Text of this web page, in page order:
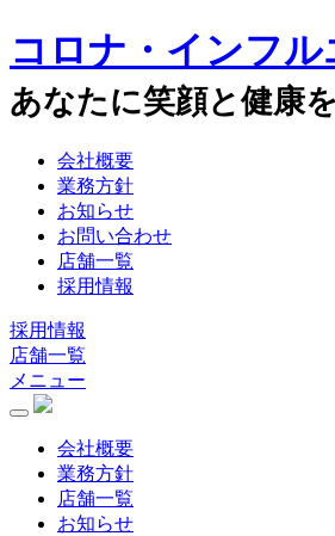
コロナ・インフ
あなたに笑顔と健康
会社概要
業務方針
お知らせ
お問い合わせ
店舗一覧
採用情報
採用情報
店舗一覧
メニュー
会社概要
業務方針
店舗一覧
お知らせ